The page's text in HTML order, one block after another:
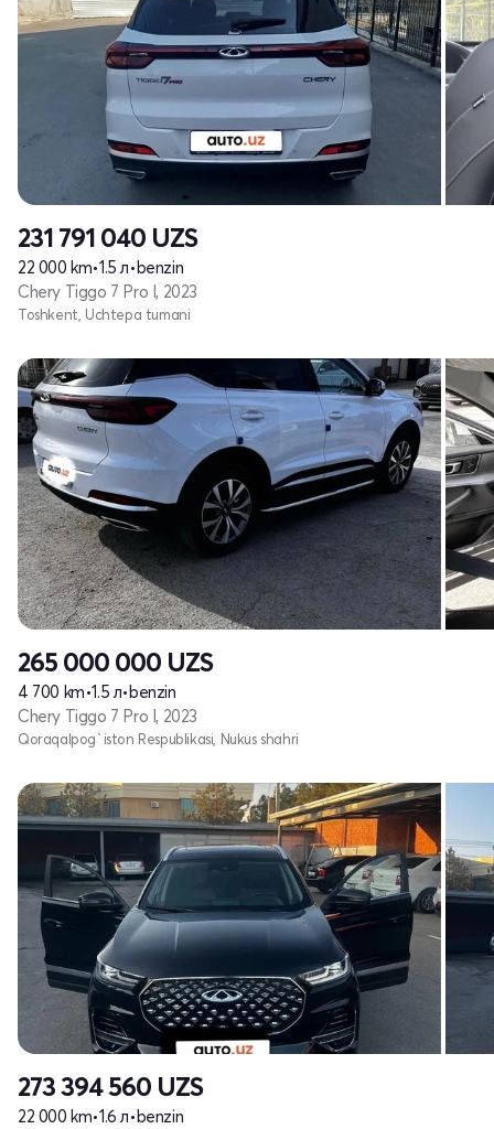
231 791 040 UZS
22 000 km•1.5 л• benzin
Chery Tiggo 7 Pro I, 2023
Toshkent, Uchtepa tumani
265 000 000 UZS
4 700 km•1.5 л• benzin
Chery Tiggo 7 Pro I, 2023
Qoraqalpog`iston Respublikasi, Nukus shahri
273 394 560 UZS
22 000 km•1.6 л• benzin